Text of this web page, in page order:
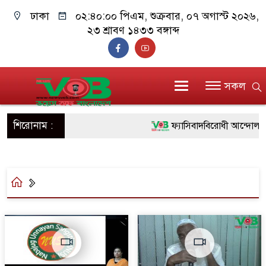
ঢাকা ০২:৪০:০০ পিএম, শুক্রবার, ০৭ অগাস্ট ২০২৬,
২৩ শ্রাবণ ১৪৩৩ বঙ্গাব্দ
সকল
শিরোনাম : ফ্যাসিবাদবিরোধী আন্দোলনে
সিল-স্বাক্ষর জালিয়াতি চক্রের
উদ্ধার
জনগণ পরিবর্তন চেয়েছে